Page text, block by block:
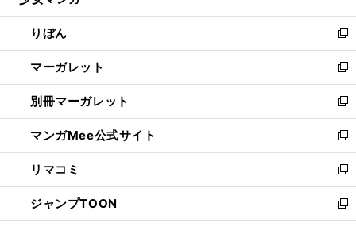
開
く
ウ
で
開
く
ン
ド
ウ
で
開
く
ウ
ィ
ン
ド
ウ
で
開
く
りぼん
新
し
い
ウ
ィ
ン
ド
ウ
で
開
く
マーガレット
新
し
い
ウ
ィ
ン
ド
ウ
で
開
別冊マーガレット
新
し
い
ウ
ィ
ン
ド
ウ
マンガMee公式サイト
新
し
い
ウ
ィ
ン
リマコミ
新
し
い
ウ
ジャンプTOON
新
し